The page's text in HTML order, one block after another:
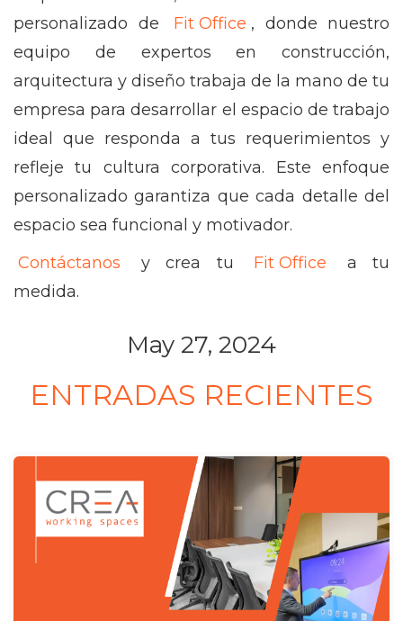
personalizado de
Fit Office , donde nuestro
equipo de expertos en construcción,
arquitectura y diseño trabaja de la mano de tu
empresa para desarrollar el espacio de trabajo
ideal que responda a tus requerimientos y
refleje tu cultura corporativa. Este enfoque
personalizado garantiza que cada detalle del
espacio sea funcional y motivador.
Contáctanos
y crea tu Fit Office
a tu
medida.
May 27, 2024
ENTRADAS RECIENTES